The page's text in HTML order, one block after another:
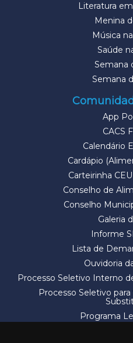
Literatura
Menina
Música
Saúde
Semana
Semana
App
CACS
Calendário
Cardápio
Carteirinha
Conselho de
Conselho
Galeria
Informe
Lista de
Ouvidoria
Processo Seletivo Interno
Processo Seletivo
Programa